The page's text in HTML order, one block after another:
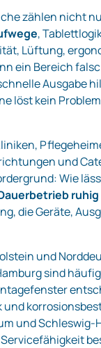
zählen nicht
,
Lüftung,
ein Bereich
Ausgabe
löst kein
und
Wie
die Geräte,
und
sind
und
und Schleswig-